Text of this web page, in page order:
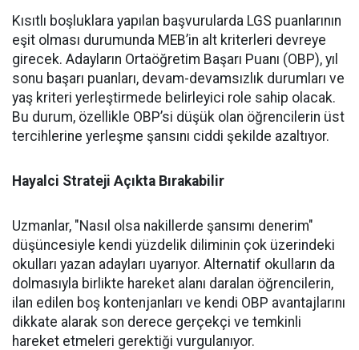
Kısıtlı boşluklara yapılan başvurularda LGS puanlarının
eşit olması durumunda MEB’in alt kriterleri devreye
girecek. Adayların Ortaöğretim Başarı Puanı (OBP), yıl
sonu başarı puanları, devam-devamsızlık durumları ve
yaş kriteri yerleştirmede belirleyici role sahip olacak.
Bu durum, özellikle OBP’si düşük olan öğrencilerin üst
tercihlerine yerleşme şansını ciddi şekilde azaltıyor.
Hayalci Strateji Açıkta Bırakabilir
Uzmanlar, "Nasıl olsa nakillerde şansımı denerim"
düşüncesiyle kendi yüzdelik diliminin çok üzerindeki
okulları yazan adayları uyarıyor. Alternatif okulların da
dolmasıyla birlikte hareket alanı daralan öğrencilerin,
ilan edilen boş kontenjanları ve kendi OBP avantajlarını
dikkate alarak son derece gerçekçi ve temkinli
hareket etmeleri gerektiği vurgulanıyor.